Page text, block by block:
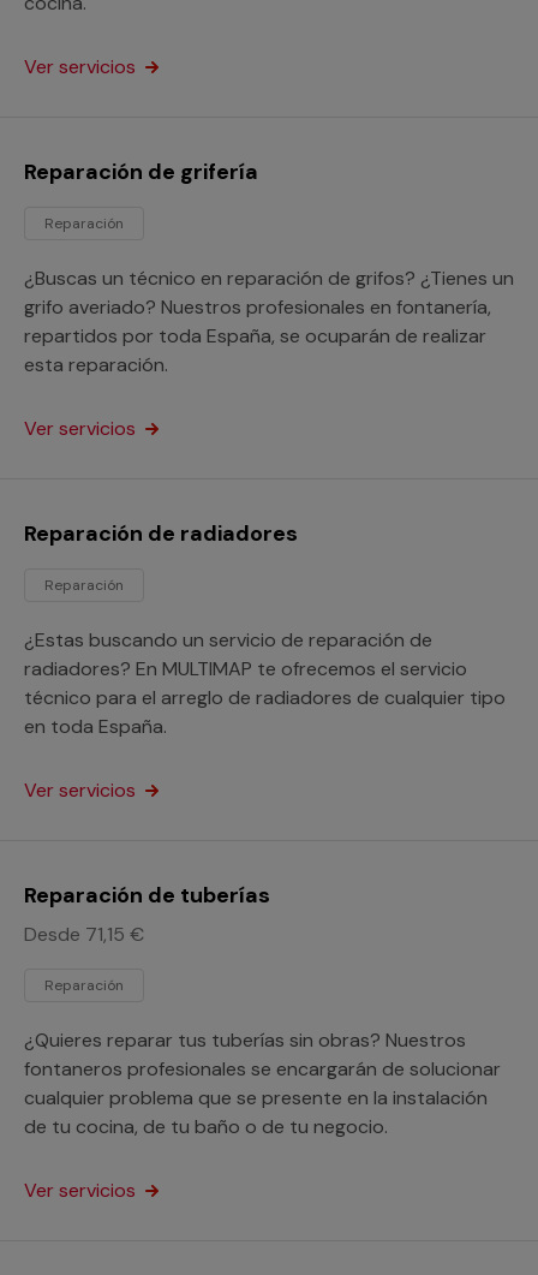
Ver servicios
Reparación de grifería
Reparación
¿Buscas un técnico en reparación de grifos? ¿Tienes un
grifo averiado? Nuestros profesionales en fontanería,
repartidos por toda España, se ocuparán de realizar
esta reparación.
Ver servicios
Reparación de radiadores
Reparación
¿Estas buscando un servicio de reparación de
radiadores? En MULTIMAP te ofrecemos el servicio
técnico para el arreglo de radiadores de cualquier tipo
en toda España.
Ver servicios
Reparación de tuberías
Desde 71,15 €
Reparación
¿Quieres reparar tus tuberías sin obras? Nuestros
fontaneros profesionales se encargarán de solucionar
cualquier problema que se presente en la instalación
de tu cocina, de tu baño o de tu negocio.
Ver servicios